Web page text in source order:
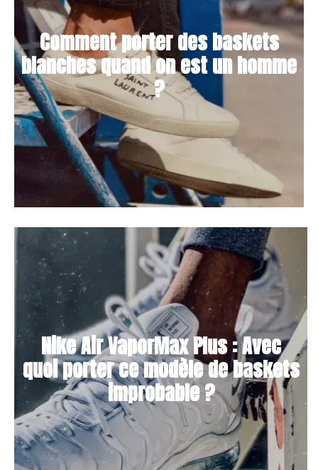
Comment porter des baskets
blanches quand on est un homme
?
Nike Air VaporMax Plus : Avec
quoi porter ce modèle de baskets
improbable ?